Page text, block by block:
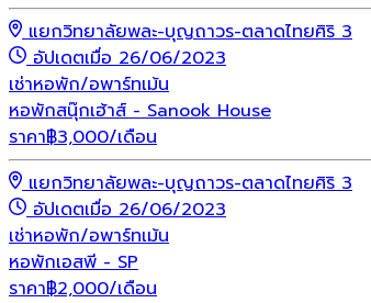
แยกวิทยาลัยพละ-บุญถาวร-ตลาดไทยศิริ 3
อัปเดตเมื่อ 26/06/2023
เช่าหอพัก/อพาร์ทเม้น
หอพักสนุ๊กเฮ้าส์ - Sanook House
ราคา฿3,000/เดือน
แยกวิทยาลัยพละ-บุญถาวร-ตลาดไทยศิริ 3
อัปเดตเมื่อ 26/06/2023
เช่าหอพัก/อพาร์ทเม้น
หอพักเอสพี - SP
ราคา฿2,000/เดือน